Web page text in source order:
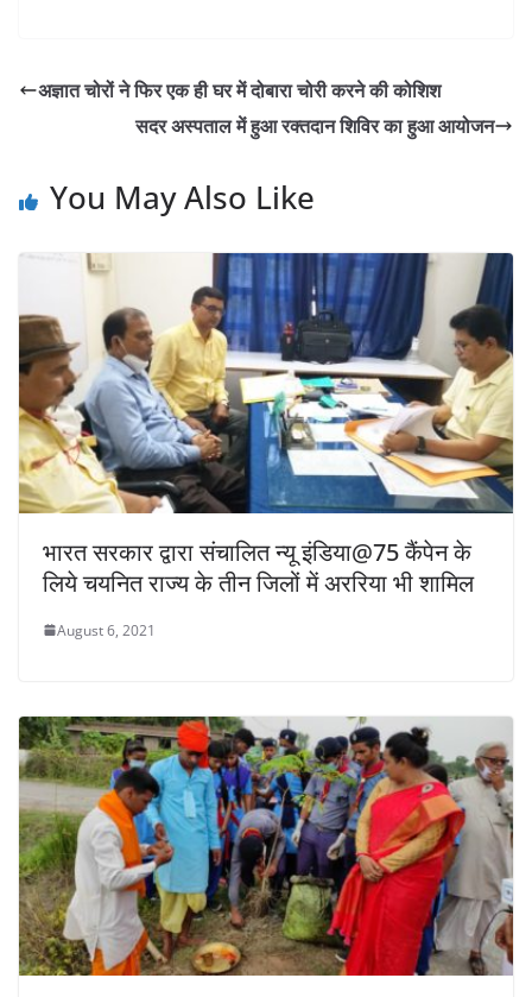
s
p
e
b
o
er l y
Li
k
e
अज्ञात चोरों ने फिर एक ही घर में दोबारा चोरी करने की कोशिश
सदर अस्पताल में हुआ रक्तदान शिविर का हुआ आयोजन
You May Also Like
भारत सरकार द्वारा संचालित न्यू इंडिया@75 कैंपेन के
लिये चयनित राज्य के तीन जिलों में अररिया भी शामिल
August 6, 2021